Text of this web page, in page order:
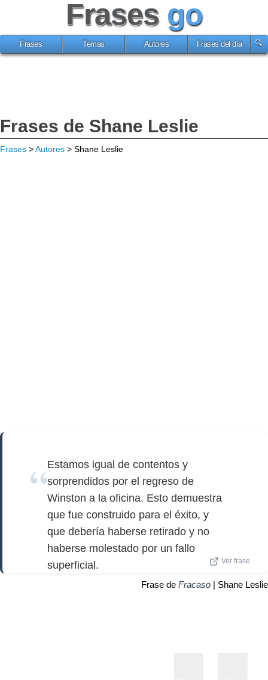
Frases go
Frases Temas Autores Frases del día
Frases de Shane Leslie
Frases >Autores > Shane Leslie
Estamos igual de contentos y
sorprendidos por el regreso de
Winston a la oficina. Esto demuestra
que fue construido para el éxito, y
que debería haberse retirado y no
haberse molestado por un fallo
superficial.
Ver frase
Frase de Fracaso | Shane Leslie